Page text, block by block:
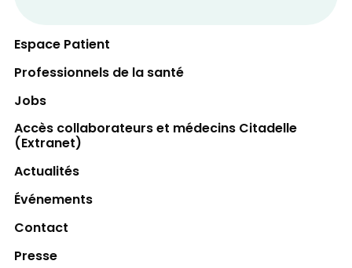
Espace Patient
Professionnels de la santé
Jobs
Accès collaborateurs et médecins Citadelle
(Extranet)
Actualités
Événements
Contact
Presse